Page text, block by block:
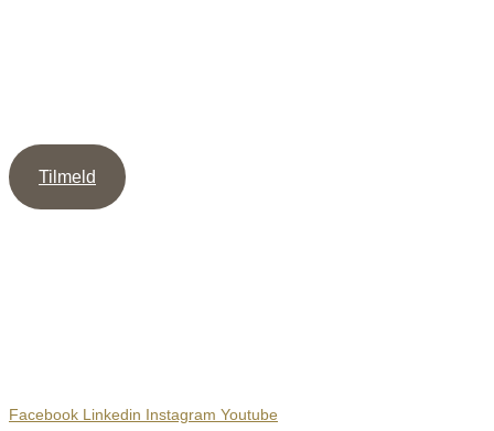
Tilmeld
Facebook Linkedin Instagram Youtube